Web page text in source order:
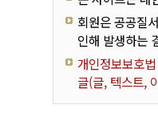
회원은 공공질
인해 발생하는
개인정보보호
글(글, 텍스트,